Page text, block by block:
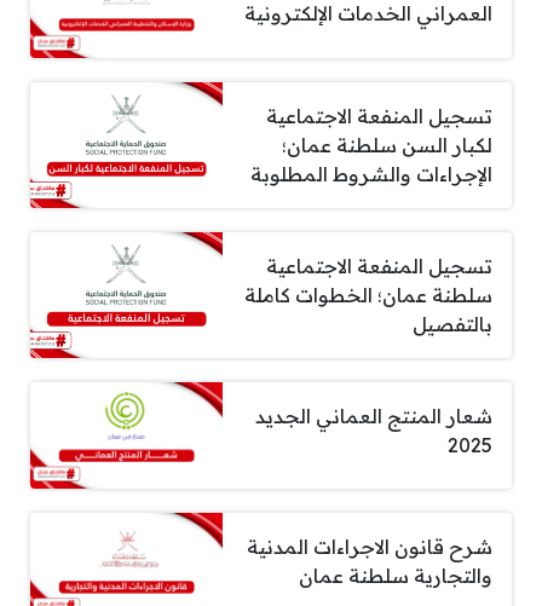
العمراني الخدمات الإلكترونية
تسجيل المنفعة الاجتماعية
لكبار السن سلطنة عمان؛
الإجراءات والشروط المطلوبة
تسجيل المنفعة الاجتماعية
سلطنة عمان؛ الخطوات كاملة
بالتفصيل
شعار المنتج العماني الجديد
2025
شرح قانون الاجراءات المدنية
والتجارية سلطنة عمان